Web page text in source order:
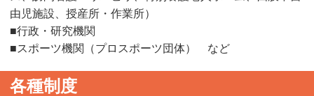
由児施設、授産所・作業所）
■行政・研究機関
■スポーツ機関（プロスポーツ団体） など
各種制度